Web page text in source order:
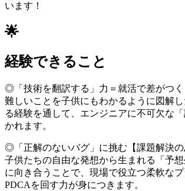
います！
🌟
経験できること
◎「技術を翻訳する」力＝就活で差がつく
難しいことを子供にもわかるように図解
る経験を通して、エンジニアに不可欠な
かれます。
◎「正解のないバグ」に挑む【課題解決の
子供たちの自由な発想から生まれる「予
に向き合うことで、現場で役立つ柔軟な
PDCAを回す力が身につきます。